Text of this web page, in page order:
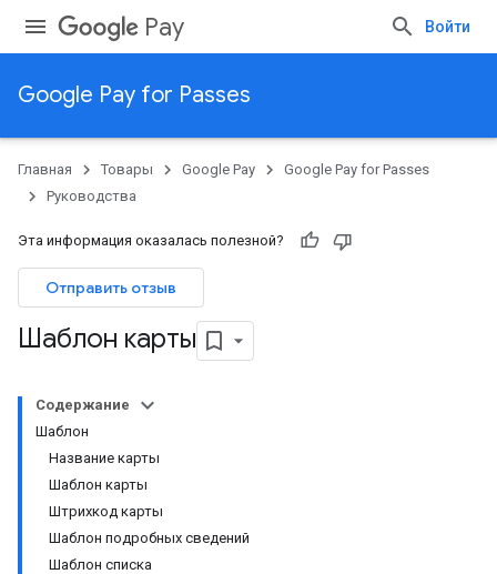
Pay Войти
Google Pay for Passes
Главная Товары Google Pay
Google Pay for Passes
Руководства
Эта информация оказалась полезной?
Отправить отзыв
Шаблон карты
Содержание
Шаблон
Название карты
Шаблон карты
Штрихкод карты
Шаблон подробных сведений
Шаблон списка